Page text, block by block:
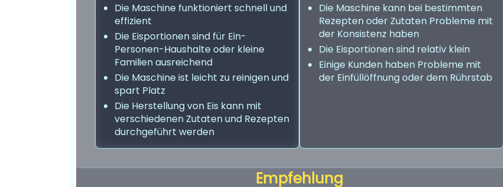
Die Maschine funktioniert schnell und
effizient
Die Eisportionen sind für Ein-
Personen-Haushalte oder kleine
Familien ausreichend
Die Maschine ist leicht zu reinigen und
spart Platz
Die Herstellung von Eis kann mit
verschiedenen Zutaten und Rezepten
durchgeführt werden
Die Maschine kann bei bestimmten
Rezepten oder Zutaten Probleme mit
der Konsistenz haben
Die Eisportionen sind relativ klein
Einige Kunden haben Probleme mit
der Einfüllöffnung oder dem Rührstab
Empfehlung